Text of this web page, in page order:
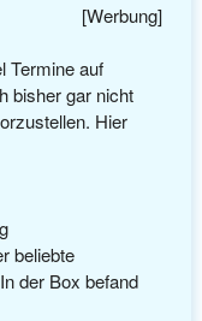
[Werbung]
Termine auf
bisher gar nicht
Hier
beliebte
der Box befand